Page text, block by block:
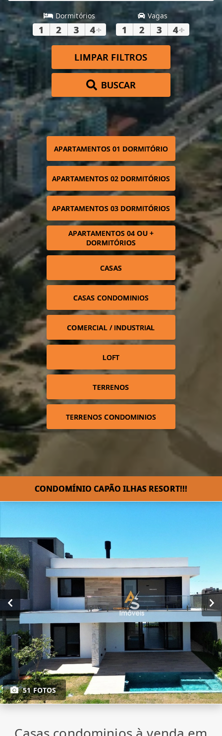
Dormitórios
1 2 3 4+
Vagas
1 2 3 4+
LIMPAR FILTROS
BUSCAR
APARTAMENTOS 01 DORMITÓRIO
APARTAMENTOS 02 DORMITÓRIOS
APARTAMENTOS 03 DORMITÓRIOS
APARTAMENTOS 04 OU +
DORMITÓRIOS
CASAS
CASAS CONDOMINIOS
COMERCIAL / INDUSTRIAL
LOFT
TERRENOS
TERRENOS CONDOMINIOS
CONDOMÍNIO CAPÃO ILHAS RESORT!!!
51 FOTOS